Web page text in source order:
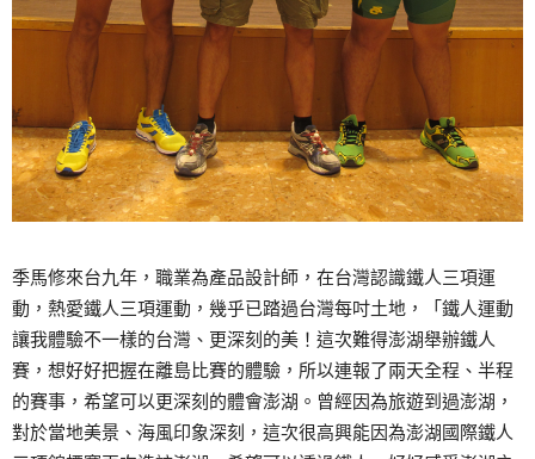
季馬修來台九年，職業為產品設計師，在台灣認識鐵人三項運
動，熱愛鐵人三項運動，幾乎已踏過台灣每吋土地，「鐵人運動
讓我體驗不一樣的台灣、更深刻的美！這次難得澎湖舉辦鐵人
賽，想好好把握在離島比賽的體驗，所以連報了兩天全程、半程
的賽事，希望可以更深刻的體會澎湖。曾經因為旅遊到過澎湖，
對於當地美景、海風印象深刻，這次很高興能因為澎湖國際鐵人